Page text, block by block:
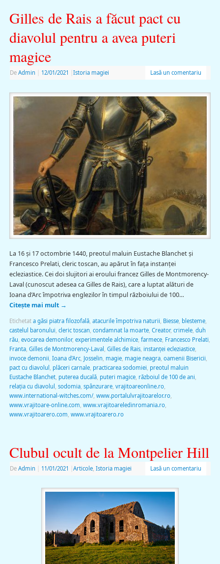
Gilles de Rais a făcut pact cu
diavolul pentru a avea puteri
magice
De Admin 12/01/2021 Istoria magiei Lasă un comentariu
La 16 și 17 octombrie 1440, preotul maluin Eustache Blanchet și
Francesco Prelati, cleric toscan, au apărut în fața instanței
ecleziastice. Cei doi slujitori ai eroului francez Gilles de Montmorency-
Laval (cunoscut adesea ca Gilles de Rais), care a luptat alături de
Ioana d’Arc împotriva englezilor în timpul războiului de 100…
Citește mai mult →
Etichetat a găsi piatra filozofală, atacurile împotriva naturii, Biesse, blesteme,
castelul baronului, cleric toscan, condamnat la moarte, Creator, crimele, duh
rău, evocarea demonilor, experimentele alchimice, farmece, Francesco Prelati,
Franta, Gilles de Montmorency-Laval , Gilles de Rais, instanței ecleziastice,
invoce demonii, Ioana d’Arc, Josselin, magie, magie neagra, oamenii Bisericii,
pact cu diavolul , plăceri carnale, practicarea sodomiei, preotul maluin
Eustache Blanchet, puterea ducală, puteri magice, războiul de 100 de ani,
relația cu diavolul , sodomia, spânzurare, vrajitoareonline.ro,
www.international-witches.com/, www.portalulvrajitoarelor.ro,
www.vrajitoare-online.com, www.vrajitoareledinromania.ro,
www.vrajitoarero.com, www.vrajitoarero.ro
Clubul ocult de la Montpelier Hill
De Admin 11/01/2021 Articole, Istoria magiei Lasă un comentariu